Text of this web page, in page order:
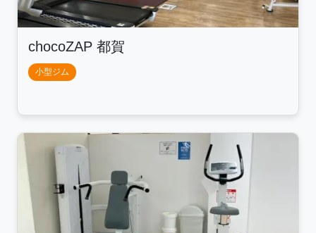
chocoZAP 都賀
小型ジム